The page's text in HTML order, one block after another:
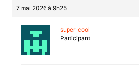
7 mai 2026 à 9h25
super_cool
Participant